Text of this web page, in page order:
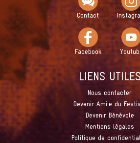
Contact
Facebook
LIENS
Nous contacter
Devenir Ami·e du
Devenir Bénévole
Mentions légales
Politique de